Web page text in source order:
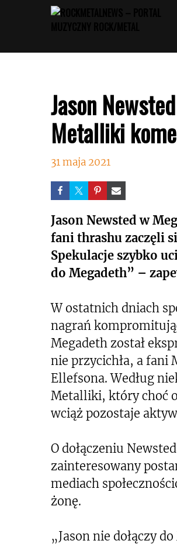
Jason
Metalliki
31 maja 2021
Jason Newsted w
fani thrashu zaczęli
Spekulacje szybko
do Megadeth” –
W ostatnich dniach
nagrań
Megadeth został
nie przycichła, a fani
Ellefsona. Według
Metalliki, który choć
wciąż pozostaje
O dołączeniu
zainteresowany
mediach
żonę.
„Jason nie dołączy